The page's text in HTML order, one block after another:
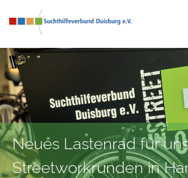
Neues Lastenrad für
Streetworkrunden in